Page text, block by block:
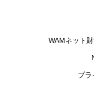
WAMネット
プラ